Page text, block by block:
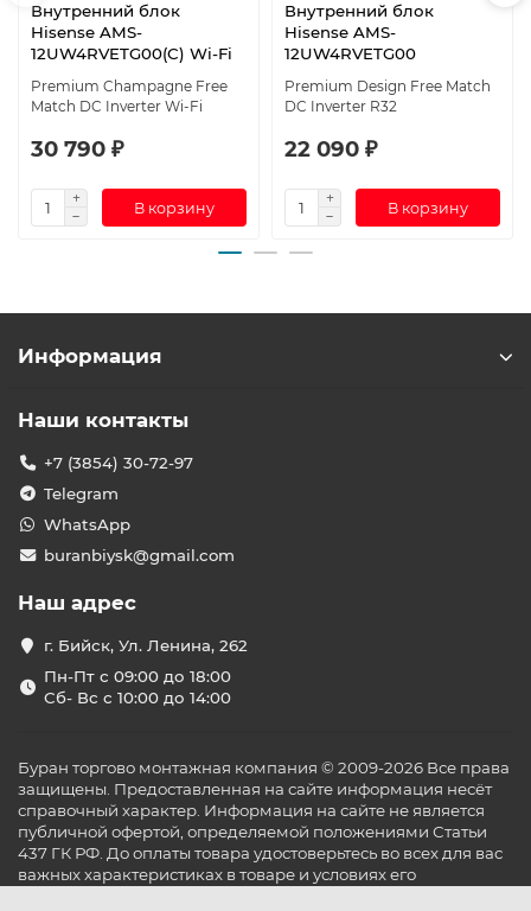
Внутренний блок
Hisense AMS-
12UW4RVETG00(С) Wi-Fi
Premium Champagne Free
Match DC Inverter Wi-Fi
30 790 ₽
В корзину
Внутренний блок
Hisense AMS-
12UW4RVETG00
Premium Design Free Match
DC Inverter R32
22 090 ₽
В корзину
Информация
Наши контакты
+7 (3854) 30-72-97
Telegram
WhatsApp
buranbiysk@gmail.com
Наш адрес
г. Бийск, Ул. Ленина, 262
Пн-Пт с 09:00 до 18:00
Сб- Вс с 10:00 до 14:00
Буран торгово монтажная компания © 2009-2026 Все права
защищены. Предоставленная на сайте информация несёт
справочный характер. Информация на сайте не является
публичной офертой, определяемой положениями Статьи
437 ГК РФ. До оплаты товара удостоверьтесь во всех для вас
важных характеристиках в товаре и условиях его